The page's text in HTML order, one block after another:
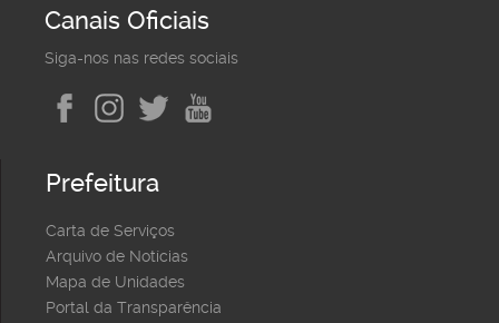
Canais Oficiais
Siga-nos nas redes sociais
Prefeitura
Carta de Serviços
Arquivo de Notícias
Mapa de Unidades
Portal da Transparência